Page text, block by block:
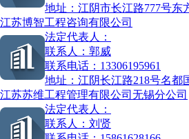
地址： 江阴市长江路777号东
江苏博智工程咨询有限公司
法定代表人：
联系人： 郭威
联系电话： 13306195961
地址： 江阴长江路218号名都
江苏苏维工程管理有限公司无锡分公司
法定代表人：
联系人： 刘贤